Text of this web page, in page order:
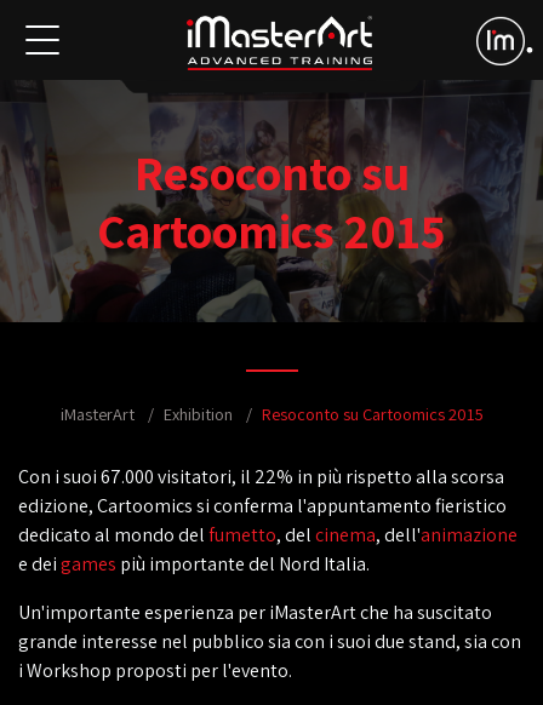
Resoconto su
Cartoomics 2015
iMasterArt Exhibition Resoconto su Cartoomics 2015
Con i suoi 67.000 visitatori, il 22% in più rispetto alla scorsa
edizione, Cartoomics si conferma l'appuntamento fieristico
dedicato al mondo delfumetto, delcinema, dell'animazione
e deigames più importante del Nord Italia.
Un'importante esperienza per iMasterArt che ha suscitato
grande interesse nel pubblico sia con i suoi due stand, sia con
i Workshop proposti per l'evento.